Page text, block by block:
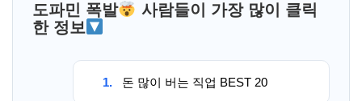
도파민 폭발
사람들이 가장 많이 클릭
한 정보
1. 돈 많이 버는 직업 BEST 20